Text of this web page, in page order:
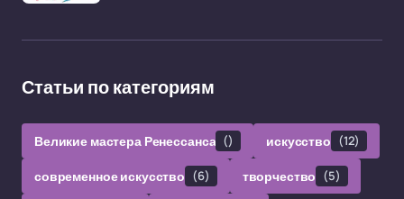
Статьи по категориям
Великие мастера Ренессанса () искусство (12)
современное искусство (6) творчество (5)